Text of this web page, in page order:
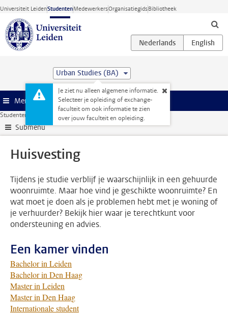
Ga direct naar de inhoud
Universiteit LeidenStudentenMedewerkersOrganisatiegidsBibliotheek
Urban Studies (BA)
Je ziet nu alleen algemene informatie.
Selecteer je opleiding of exchange-
faculteit om ook informatie te zien
over jouw faculteit en opleiding.
Menu
Studentenwebsite Ondersteuning Huisvesting
Submenu
Huisvesting
Tijdens je studie verblijf je waarschijnlijk in een gehuurde
woonruimte. Maar hoe vind je geschikte woonruimte? En
wat moet je doen als je problemen hebt met je woning of
je verhuurder? Bekijk hier waar je terechtkunt voor
ondersteuning en advies.
Een kamer vinden
Bachelor in Leiden
Bachelor in Den Haag
Master in Leiden
Master in Den Haag
Internationale student